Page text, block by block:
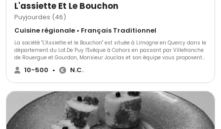
L'assiette Et Le Bouchon
Puyjourdes (46)
Cuisine régionale • Français Traditionnel
La société "L'Assiette et le Bouchon" est située à Limogne en Quercy dans le
département du Lot.De Puy l'Evêque à Cahors en passant par Villefranche
de Rouergue et Gourdon, Monsieur Jouclas et son équipe vous proposent
leurs sevices de traiteur.L'Assiette et le Bouchon, c'est plus de quinze
années d'activité dans le métier de traiteur.Nous vous proposons une
mariage.Pour toutes informations complémentaires, contactez L'Assiette
et le Bouchon ou retrouvez nous à notre boutique de Limogne en Quercy.A
bientôt pour préparer et élaborer ensemble des menus pour vos
réceptions !
10-500 • N.C.